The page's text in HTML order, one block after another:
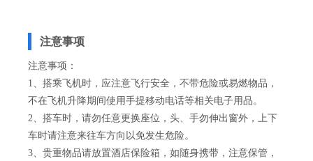
注意事项
注意事项：
1、搭乘飞机时，应注意飞行安全，不带危险或易燃物品，
不在飞机升降期间使用手提移动电话等相关电子用品。
2、搭车时，请勿任意更换座位，头、手勿伸出窗外，上下
车时请注意来往车方向以免发生危险。
3、贵重物品请放置酒店保险箱，如随身携带，注意保管，